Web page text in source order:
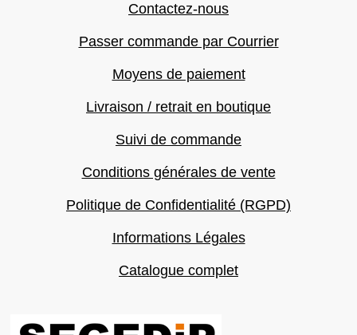
Contactez-nous
Passer commande par Courrier
Moyens de paiement
Livraison / retrait en boutique
Suivi de commande
Conditions générales de vente
Politique de Confidentialité (RGPD)
Informations Légales
Catalogue complet